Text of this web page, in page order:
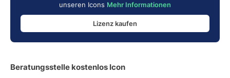
unseren Icons Mehr Informationen
Lizenz kaufen
Beratungsstelle kostenlos Icon